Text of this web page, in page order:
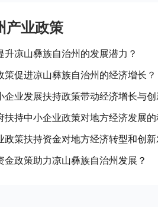
产业政策
凉山彝族自治州的发展潜力？
促进凉山彝族自治州的经济增长？
企业发展扶持政策带动经济增长与
扶持中小企业政策对地方经济发展
政策扶持资金对地方经济转型和创
政策助力凉山彝族自治州发展？